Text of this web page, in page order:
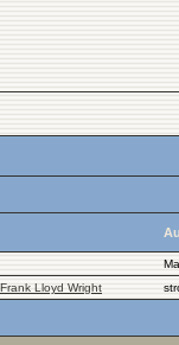
Lloyd Wright